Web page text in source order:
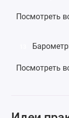
Посмотреть
Посмотреть